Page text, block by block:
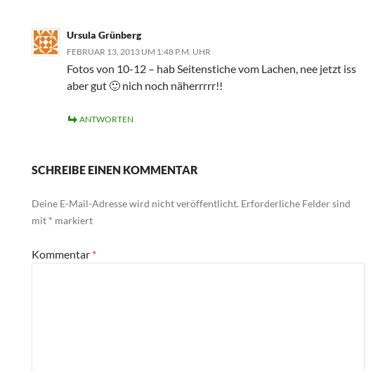
Ursula Grünberg
FEBRUAR 13, 2013 UM 1:48 P.M. UHR
Fotos von 10-12 – hab Seitenstiche vom Lachen, nee jetzt iss
aber gut 🙂 nich noch näherrrrr!!
ANTWORTEN
SCHREIBE EINEN KOMMENTAR
Deine E-Mail-Adresse wird nicht veröffentlicht. Erforderliche Felder sind
mit * markiert
Kommentar *